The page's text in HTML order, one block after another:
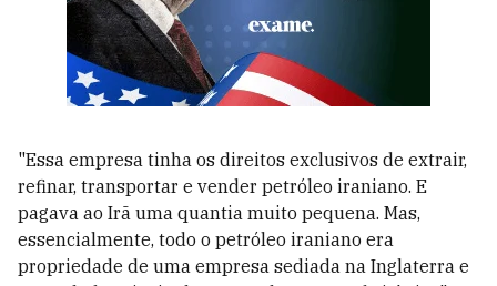
"Essa empresa tinha os direitos exclusivos de extrair,
refinar, transportar e vender petróleo iraniano. E
pagava ao Irã uma quantia muito pequena. Mas,
essencialmente, todo o petróleo iraniano era
propriedade de uma empresa sediada na Inglaterra e